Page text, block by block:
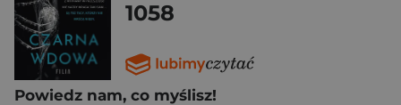
1058
Powiedz nam, co myślisz!